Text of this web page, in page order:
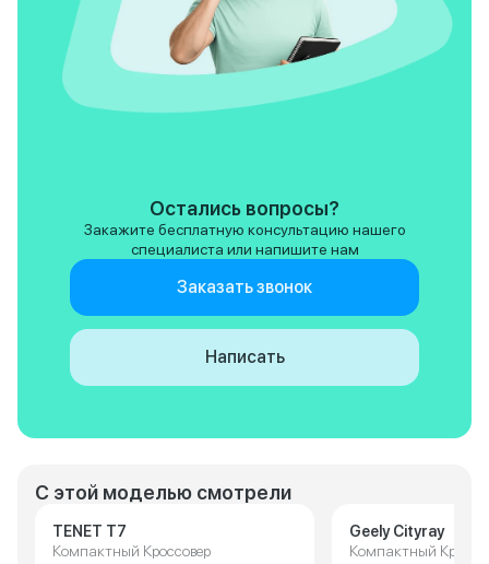
С этой моделью смотрели
TENET T7
Компактный Кроссовер
Geely Cityray
Компактный
Остались вопросы?
Закажите бесплатную консультацию нашего
специалиста или напишите нам
Заказать звонок
Написать